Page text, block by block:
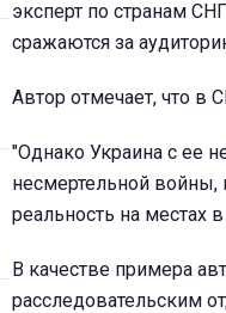
эксперт по странам
сражаются за
Автор отмечает, что в
"Однако Украина с ее
несмертельной
реальность на местах
В качестве примера
расследовательским